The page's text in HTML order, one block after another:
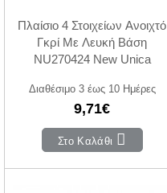
Πλαίσιο 4 Στοιχείων Ανοιχτό
Γκρί Με Λευκή Βάση
NU270424 New Unica
Διαθέσιμο 3 έως 10 Ημέρες
9,71€
Στο Καλάθι